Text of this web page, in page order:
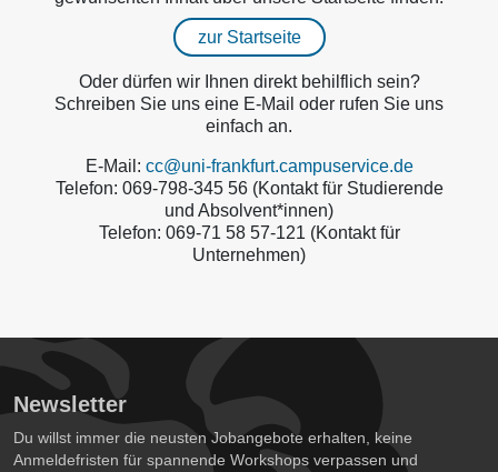
zur Startseite
Oder dürfen wir Ihnen direkt behilflich sein?
Schreiben Sie uns eine E-Mail oder rufen Sie uns
einfach an.
E-Mail: cc@uni-frankfurt.campuservice.de
Telefon: 069-798-345 56 (Kontakt für Studierende
und Absolvent*innen)
Telefon: 069-71 58 57-121 (Kontakt für
Unternehmen)
Newsletter
Du willst immer die neusten Jobangebote erhalten, keine
Anmeldefristen für spannende Workshops verpassen und